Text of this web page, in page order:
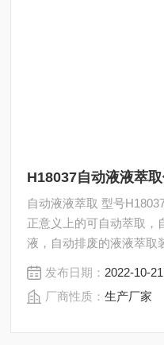
H18037自动液液萃
自动液液萃取 型号H18037 H18037 自动液液萃取仪是
正意义上的可自动萃取，
液，自动排废的液液萃取
石油类等需要液液萃取的
阴离子表面活性剂或
发布日期： 2022-10-21
厂商性质：生产厂家